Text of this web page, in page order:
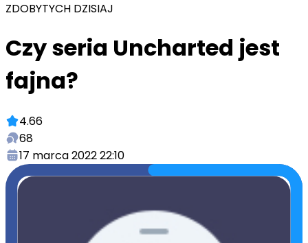
ZDOBYTYCH DZISIAJ
Czy seria Uncharted jest
fajna?
4.66
68
17 marca 2022 22:10